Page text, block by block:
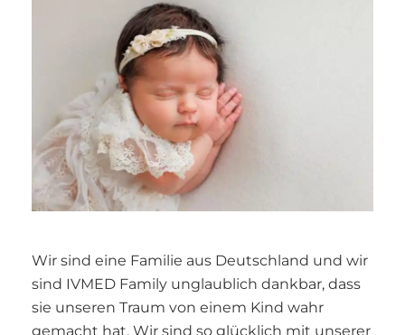
Wir sind eine Familie aus Deutschland und wir
sind IVMED Family unglaublich dankbar, dass
sie unseren Traum von einem Kind wahr
gemacht hat. Wir sind so glücklich mit unserer